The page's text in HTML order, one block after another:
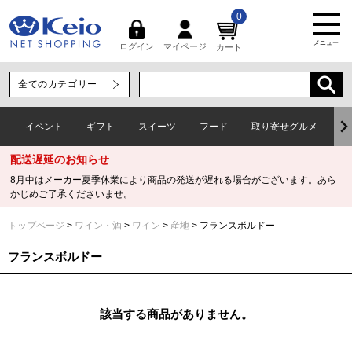
ログイン マイページ カート
0
メニュー
イベント ギフト スイーツ フード 取り寄せグルメ
配送遅延のお知らせ
8月中はメーカー夏季休業により商品の発送が遅れる場合がございます。あら
かじめご了承くださいませ。
トップページ ワイン・酒 ワイン 産地 フランスボルドー
フランスボルドー
該当する商品がありません。